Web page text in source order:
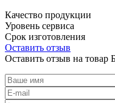
Качество продукции
Уровень сервиса
Срок изготовления
Оставить отзыв
Оставить отзыв на товар